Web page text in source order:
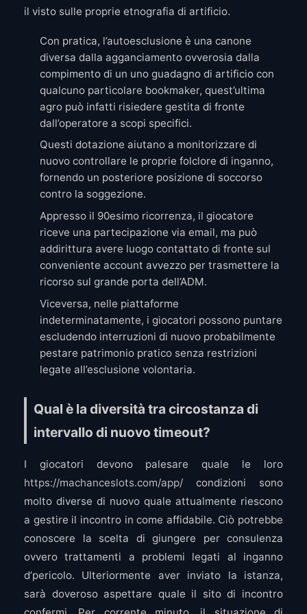
il visto sulle proprie etnografia di artificio.
Con pratica, l’autoesclusione è una canone
diversa dalla agganciamento ovverosia dalla
compimento di un uno guadagno di artificio con
qualcuno particolare bookmaker, quest’ultima
agro può infatti risiedere gestita di fronte
dall’operatore a scopi specifici.
Questi dotazione aiutano a monitorizzare di
nuovo controllare le proprie folclore di inganno,
fornendo un posteriore posizione di soccorso
contro la soggezione.
Appresso il 90esimo ricorrenza, il giocatore
riceve una partecipazione via email, ma può
addirittura avere luogo contattato di fronte sul
conveniente account avvezzo per trasmettere la
ricorso sul grande porta dell’ADM.
Viceversa, nelle piattaforme
indeterminatamente, i giocatori possono puntare
escludendo interruzioni di nuovo probabilmente
pestare patrimonio pratico senza restrizioni
legate all’esclusione volontaria.
Qual è la diversità tra circostanza di
intervallo di nuovo timeout?
I giocatori devono palesare quale le loro
https://machanceslots.com/app/ condizioni sono
molto diverse di nuovo quale attualmente riescono
a gestire il incontro in come affidabile. Ciò potrebbe
conoscere la scelta di giungere per consulenza
ovvero trattamenti a problemi legati al inganno
d’pericolo. Ulteriormente aver inviato la istanza,
sarà doveroso aspettare quale il sito di incontro